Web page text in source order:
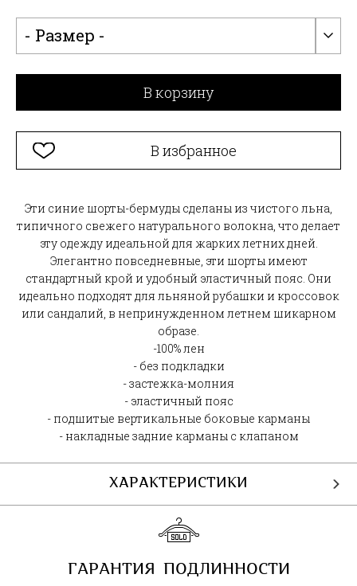
- Размер -
В корзину
В избранное
Эти синие шорты-бермуды сделаны из чистого льна,
типичного свежего натурального волокна, что делает
эту одежду идеальной для жарких летних дней.
Элегантно повседневные, эти шорты имеют
стандартный крой и удобный эластичный пояс. Они
идеально подходят для льняной рубашки и кроссовок
или сандалий, в непринужденном летнем шикарном
образе.
-100% лен
- без подкладки
- застежка-молния
- эластичный пояс
- подшитые вертикальные боковые карманы
- накладные задние карманы с клапаном
ХАРАКТЕРИСТИКИ
ГАРАНТИЯ ПОДЛИННОСТИ